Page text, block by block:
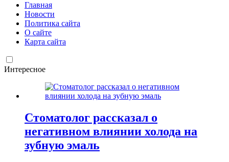
Главная
Новости
Политика сайта
О сайте
Карта сайта
Интересное
Стоматолог рассказал о
негативном влиянии холода на
зубную эмаль